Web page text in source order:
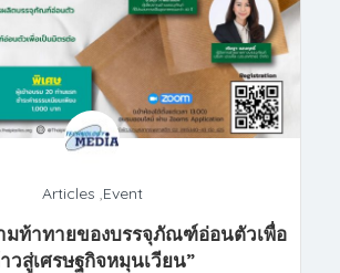
Articles ,Event
มท้าทายของบรรจุภัณฑ์อ่อนตัวเพื่อ
วสู่เศรษฐกิจหมุนเวียน”